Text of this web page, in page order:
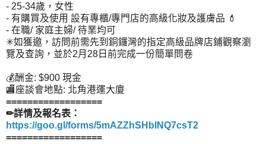
- 25-34歲，女性
- 有購買及使用 設有專櫃/專門店的高級化妝及護膚品 💄
- 在職/ 家庭主婦/ 待業均可
✳如獲邀，訪問前需先到銅鑼灣的指定高級品牌店鋪觀察瀏
覽及查詢，並於2月28日前完成一份簡單問卷
💰酬金: $900 現金
🏬座談會地點: 北角港運大廈
==================
✏詳情及報名表：
https://goo.gl/forms/5mAZZhSHbINQ7csT2
==================